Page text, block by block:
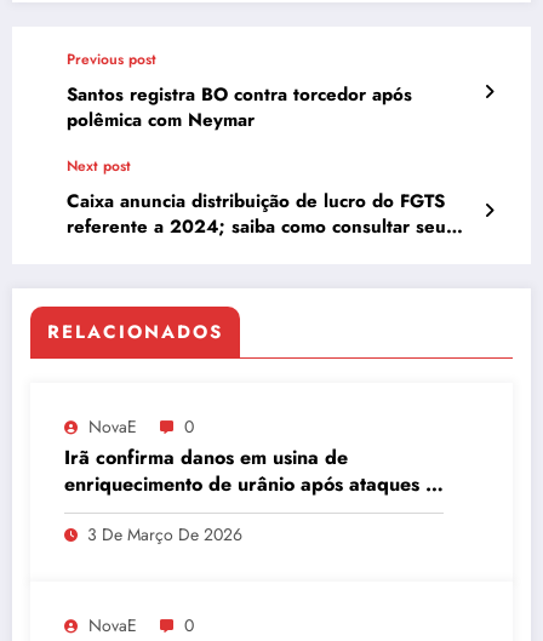
Previous post
Santos registra BO contra torcedor após
polêmica com Neymar
Next post
Caixa anuncia distribuição de lucro do FGTS
referente a 2024; saiba como consultar seu
RELACIONADOS
NovaE 0
Irã confirma danos em usina de
enriquecimento de urânio após ataques e
embaixador evita detalhes sobre
quantidade de urânio enriquecido
3 De Março De 2026
NovaE 0